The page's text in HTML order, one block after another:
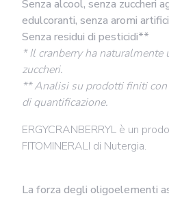
Senza alcool, senza zuccheri
edulcoranti, senza aromi
Senza residui di pesticidi**
* Il cranberry ha
zuccheri.
** Analisi su prodotti finiti
di quantificazione.
ERGYCRANBERRYL è un
FITOMINERALI di Nutergia.
La forza degli oligoelementi